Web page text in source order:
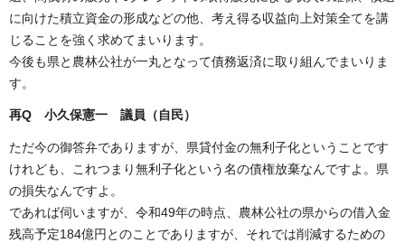
に向けた積立資金の形成などの他、考え得る収益向上対策全てを講
じることを強く求めてまいります。
今後も県と農林公社が一丸となって債務返済に取り組んでまいりま
す。
再Q 小久保憲一 議員（自民）
ただ今の御答弁でありますが、県貸付金の無利子化ということです
けれども、これつまり無利子化という名の債権放棄なんですよ。県
の損失なんですよ。
であれば伺いますが、令和49年の時点、農林公社の県からの借入金
残高予定184億円とのことでありますが、それでは削減するための